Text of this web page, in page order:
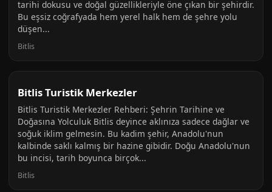
tarihi dokusu ve doğal güzellikleriyle öne çıkan bir şehirdir.
Bu eşsiz coğrafyada hem yerel halk hem de şehre yolu
düşen...
Bitlis
Bitlis Turistik Merkezler
Bitlis Turistik Merkezler Rehberi: Şehrin Tarihine ve
Doğasına Yolculuk Bitlis deyince aklınıza sadece dağlar ve
soğuk iklim gelmesin. Bu kadim şehir, Anadolu'nun
kalbinde saklı kalmış bir hazine gibidir. Doğu Anadolu'nun
bu incisi, tarih boyunca birçok...
Bitlis